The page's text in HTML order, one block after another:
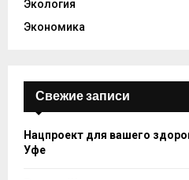
Экология
Экономика
Свежие записи
Нацпроект для вашего
Уфе